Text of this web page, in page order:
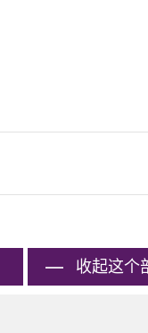
收起这个